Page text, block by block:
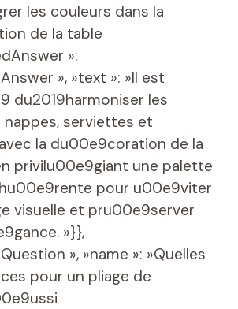
les couleurs dans la
de la table
»:
», »text »: »Il est
du2019harmoniser les
serviettes et
la du00e9coration de la
privilu00e9giant une palette
pour u00e9viter
visuelle et pru00e9server
»}},
», »name »: »Quelles
pour un pliage de